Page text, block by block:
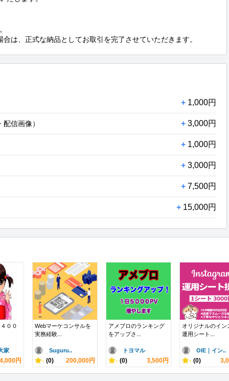
は、正式な納品としてお取引を完了させていただきます。
+ 1,000円
信画像） + 3,000円
+ 1,000円
+ 3,000円
+ 7,500円
+ 15,000円
００
家
4,000円
Webマーケコンサルを
実務経験...
Suguru..
- (0) 200,000円
アメブロのランキング
をアップさ...
トヨマル
- (0) 3,500円
オリジナルのイン
運用シート...
OIE｜イン..
- (0)